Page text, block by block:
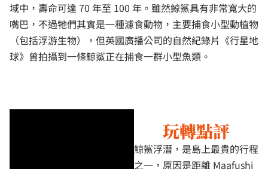
域中，壽命可達 70 年至 100 年。雖然鯨鯊具有非常寬大的
嘴巴，不過牠們其實是一種濾食動物，主要捕食小型動植物
（包括浮游生物），但英國廣播公司的自然紀錄片《行星地
球》曾拍攝到一條鯨鯊正在捕食一群小型魚類。
玩轉點評
鯨鯊浮潛，是島上最貴的行程
之一，原因是距離 Maafushi